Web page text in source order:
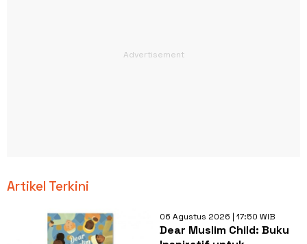
Artikel Terkini
06 Agustus 2026 | 17:50 WIB
Dear Muslim Child: Buku